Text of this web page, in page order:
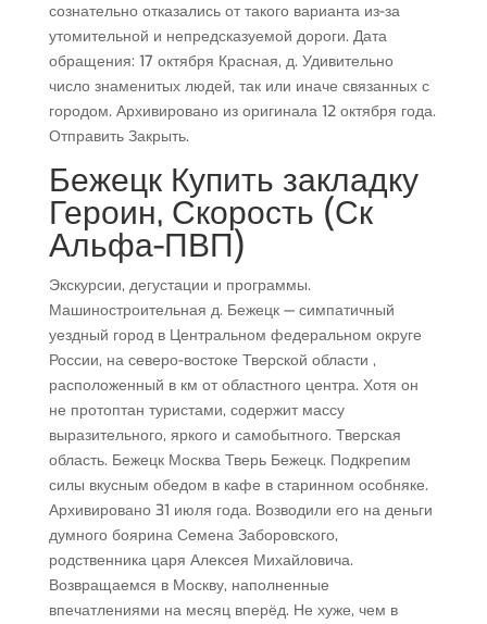
сознательно отказались от такого варианта из-за
утомительной и непредсказуемой дороги. Дата
обращения: 17 октября Красная, д. Удивительно
число знаменитых людей, так или иначе связанных с
городом. Архивировано из оригинала 12 октября года.
Отправить Закрыть.
Бежецк Купить закладку
Героин, Скорость (Ск
Альфа-ПВП)
Экскурсии, дегустации и программы.
Машиностроительная д. Бежецк — симпатичный
уездный город в Центральном федеральном округе
России, на северо-востоке Тверской области ,
расположенный в км от областного центра. Хотя он
не протоптан туристами, содержит массу
выразительного, яркого и самобытного. Тверская
область. Бежецк Москва Тверь Бежецк. Подкрепим
силы вкусным обедом в кафе в старинном особняке.
Архивировано 31 июля года. Возводили его на деньги
думного боярина Семена Заборовского,
родственника царя Алексея Михайловича.
Возвращаемся в Москву, наполненные
впечатлениями на месяц вперёд. Не хуже, чем в